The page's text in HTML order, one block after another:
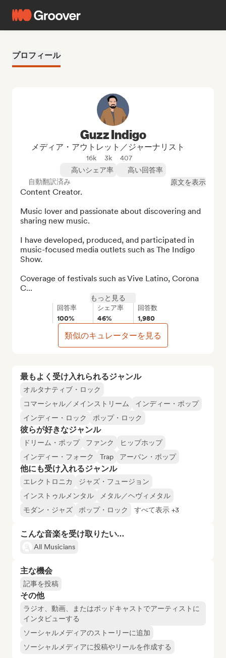
プロフィール
最もよく受け入れられるジャンル
オルタナティブ・ロック
コマーシャル／メインストリーム
インディー・ポップ
インディー・ロック
ポップ・ロック
彼らが好きなジャンル
ドリーム・ポップ ファンク
ヒップホップ
インディー・フォーク
Trap アーバン・ポップ
他にも受け入れるジャンル
エレクトロニカ
ジャズ・フュージョン
インストゥルメンタル
メタル／ヘヴィメタル
モダン・ジャズ
ポップ・ロック すべて表示 +3
こんな音楽を受け取りたい…
All Musicians
主な機会
記事を投稿
その他
ラジオ、動画、またはポッドキャストでアーティストに
インタビューする
ソーシャルメディアのストーリーに追加
ソーシャルメディアに投稿やリールを作成する
Guzz Indigo
メディア・アウトレット／ジャーナリスト
16k 3k
407
高いシェア率
高い回答率
自動翻訳済み
原文を表示
Content Creator.
Music lover and passionate about discovering and
sharing new music.
I have developed, produced, and participated in
music-focused media outlets such as The Indigo
Show.
Coverage of festivals such as Vive Latino, Corona
C...
もっと見る
回答率
100%
シェア率
46%
回答数
1,980
類似のキュレーターを見る